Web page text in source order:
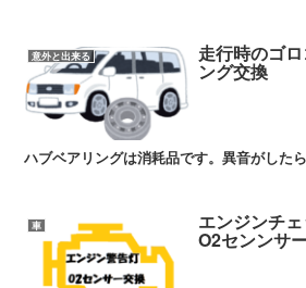
意外と出来る 走行時のゴ
ング交換
ハブベアリングは消耗品です。異音がしたら
車 エンジンチ
O2センンサ